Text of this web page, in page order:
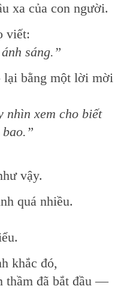
xa của con người.
viết:
sáng.”
lại bằng một lời mời
nhìn xem cho biết
vậy.
quá nhiều.
khắc đó,
thầm đã bắt đầu —